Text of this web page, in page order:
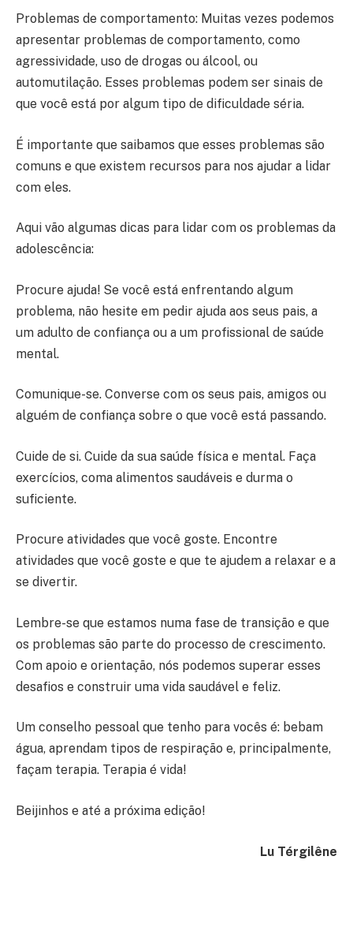
Problemas de comportamento: Muitas vezes podemos
apresentar problemas de comportamento, como
agressividade, uso de drogas ou álcool, ou
automutilação. Esses problemas podem ser sinais de
que você está por algum tipo de dificuldade séria.
É importante que saibamos que esses problemas são
comuns e que existem recursos para nos ajudar a lidar
com eles.
Aqui vão algumas dicas para lidar com os problemas da
adolescência:
Procure ajuda! Se você está enfrentando algum
problema, não hesite em pedir ajuda aos seus pais, a
um adulto de confiança ou a um profissional de saúde
mental.
Comunique-se. Converse com os seus pais, amigos ou
alguém de confiança sobre o que você está passando.
Cuide de si. Cuide da sua saúde física e mental. Faça
exercícios, coma alimentos saudáveis e durma o
suficiente.
Procure atividades que você goste. Encontre
atividades que você goste e que te ajudem a relaxar e a
se divertir.
Lembre-se que estamos numa fase de transição e que
os problemas são parte do processo de crescimento.
Com apoio e orientação, nós podemos superar esses
desafios e construir uma vida saudável e feliz.
Um conselho pessoal que tenho para vocês é: bebam
água, aprendam tipos de respiração e, principalmente,
façam terapia. Terapia é vida!
Beijinhos e até a próxima edição!
Lu Térgilêne